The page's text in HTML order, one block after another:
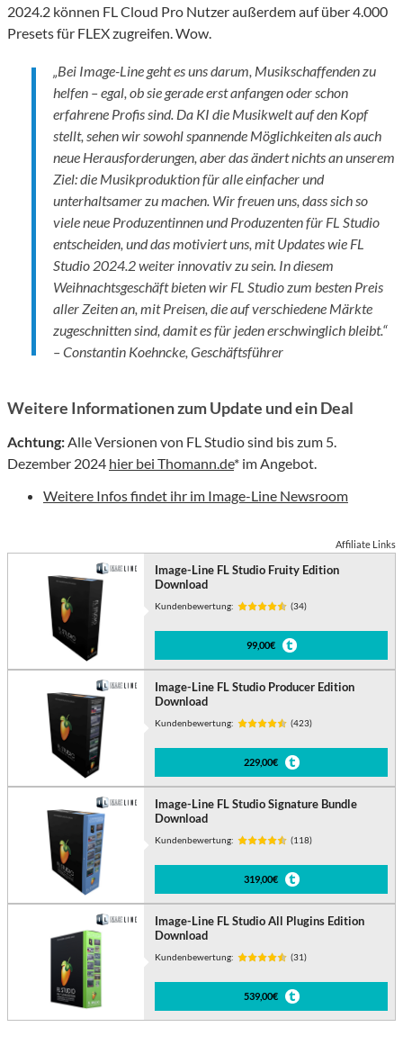
2024.2 können FL Cloud Pro Nutzer außerdem auf über 4.000
Presets für FLEX zugreifen. Wow.
„Bei Image-Line geht es uns darum, Musikschaffenden zu
helfen – egal, ob sie gerade erst anfangen oder schon
erfahrene Profis sind. Da KI die Musikwelt auf den Kopf
stellt, sehen wir sowohl spannende Möglichkeiten als auch
neue Herausforderungen, aber das ändert nichts an unserem
Ziel: die Musikproduktion für alle einfacher und
unterhaltsamer zu machen. Wir freuen uns, dass sich so
viele neue Produzentinnen und Produzenten für FL Studio
entscheiden, und das motiviert uns, mit Updates wie FL
Studio 2024.2 weiter innovativ zu sein. In diesem
Weihnachtsgeschäft bieten wir FL Studio zum besten Preis
aller Zeiten an, mit Preisen, die auf verschiedene Märkte
zugeschnitten sind, damit es für jeden erschwinglich bleibt.“
– Constantin Koehncke, Geschäftsführer
Weitere Informationen zum Update und ein Deal
Achtung:Alle Versionen von FL Studio sind bis zum 5.
Dezember 2024 hier bei Thomann.de* im Angebot.
Weitere Infos findet ihr im Image-Line Newsroom
Affiliate Links
Image-Line FL Studio Fruity Edition
Download
Kundenbewertung: (34)
99,00€
Image-Line FL Studio Producer Edition
Download
Kundenbewertung: (423)
229,00€
Image-Line FL Studio Signature Bundle
Download
Kundenbewertung: (118)
319,00€
Image-Line FL Studio All Plugins Edition
Download
Kundenbewertung: (31)
539,00€